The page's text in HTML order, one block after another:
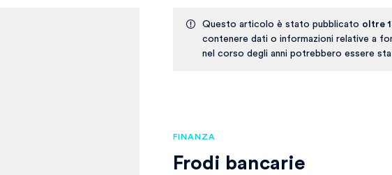
Questo articolo è stato pubblicato oltre
contenere dati o informazioni relative a
nel corso degli anni potrebbero essere
FINANZA
Frodi bancarie